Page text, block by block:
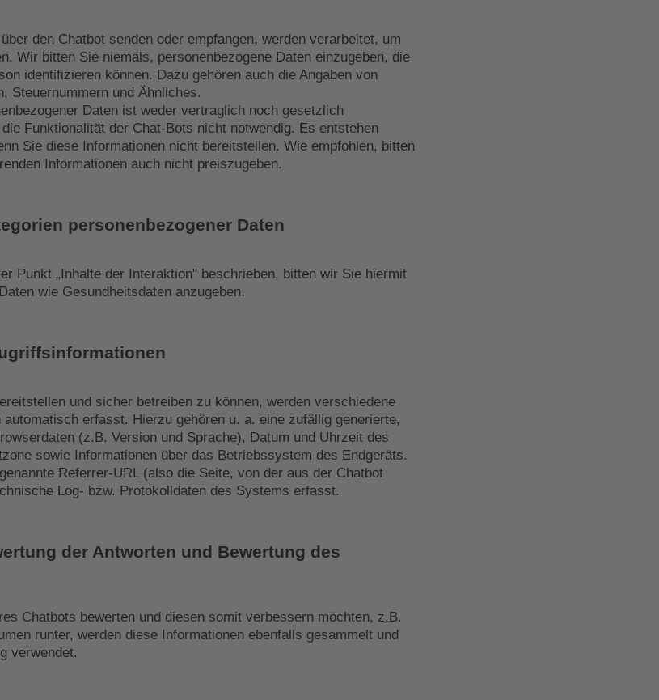
den Chatbot senden oder empfangen, werden verarbeitet, um
Wir bitten Sie niemals, personenbezogene Daten einzugeben, die
identifizieren können. Dazu gehören auch die Angaben von
Steuernummern und Ähnliches.
Daten ist weder vertraglich noch gesetzlich
Funktionalität der Chat-Bots nicht notwendig. Es entstehen
Sie diese Informationen nicht bereitstellen. Wie empfohlen, bitten
Informationen auch nicht preiszugeben.
personenbezogener Daten
Punkt „Inhalte der Interaktion" beschrieben, bitten wir Sie hiermit
wie Gesundheitsdaten anzugeben.
und sicher betreiben zu können, werden verschiedene
erfasst. Hierzu gehören u. a. eine zufällig generierte,
(z.B. Version und Sprache), Datum und Uhrzeit des
sowie Informationen über das Betriebssystem des Endgeräts.
Referrer-URL (also die Seite, von der aus der Chatbot
Log- bzw. Protokolldaten des Systems erfasst.
der Antworten und Bewertung des
Chatbots bewerten und diesen somit verbessern möchten, z.B.
runter, werden diese Informationen ebenfalls gesammelt und
verwendet.